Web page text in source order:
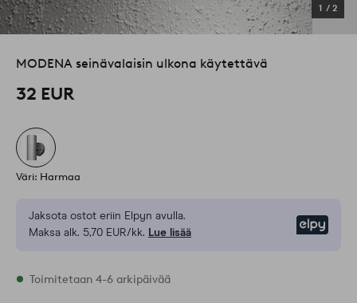
1 / 2
MODENA seinävalaisin ulkona käytettävä
32 EUR
Väri: Harmaa
Jaksota ostot eriin Elpyn avulla.
Maksa alk. 5,70 EUR/kk. Lue lisää
Varastossa
Toimitetaan 4-6 arkipäivää